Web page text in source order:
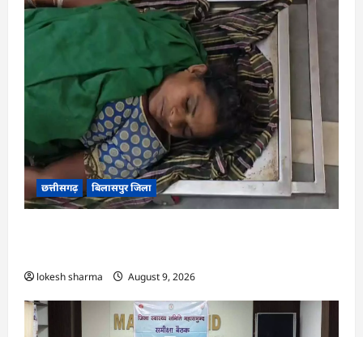
छत्तीसगढ़ बिलासपुर जिला
lokesh sharma August 9, 2026